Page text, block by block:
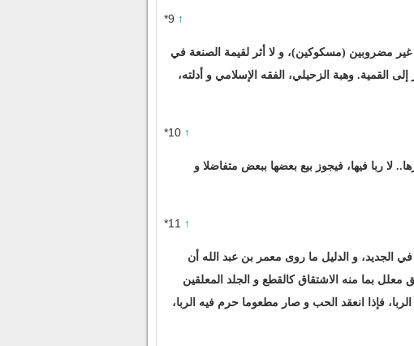
*9 ↑
غير مضروبين (مسكوكين)، و لا أثر لقيمة الصنعة في
القمية. وهبة الزحيلي، الفقه الإسلامي و أدلته،
*10 ↑
ربا فيها، فيجوز بيع بعضها ببعض متفاضلا و
*11 ↑
الجديد، و الدليل ما روى معمر بن عبد الله أن
بما منه الاشتقاق كالقطع و الجلد المعلقين
فإذا انعقد الحب و صار مطعوما حرم فيه الربا،